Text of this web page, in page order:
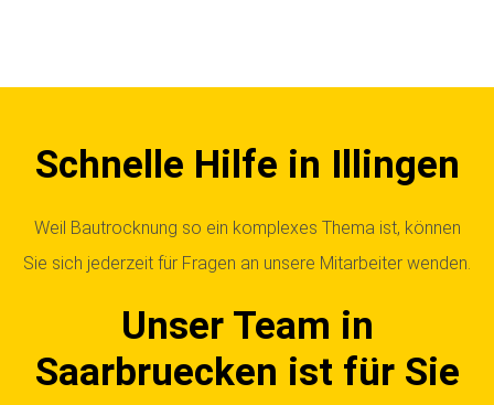
Schnelle Hilfe in Illingen
Weil Bautrocknung so ein komplexes Thema ist, können
Sie sich jederzeit für Fragen an unsere Mitarbeiter wenden.
Unser Team in
Saarbruecken ist für Sie